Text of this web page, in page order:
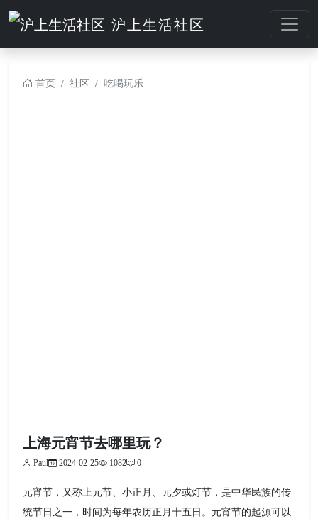
沪上生活社区
首页 社区 吃喝玩乐
上海元宵节去哪里玩？
Paul 2024-02-25 1082 0
元宵节，又称上元节、小正月、元夕或灯节，是中华民族的传
统节日之一，时间为每年农历正月十五日。元宵节的起源可以